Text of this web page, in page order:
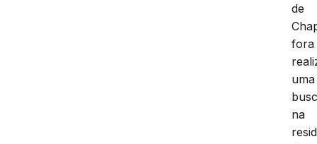
de
fora
uma
na